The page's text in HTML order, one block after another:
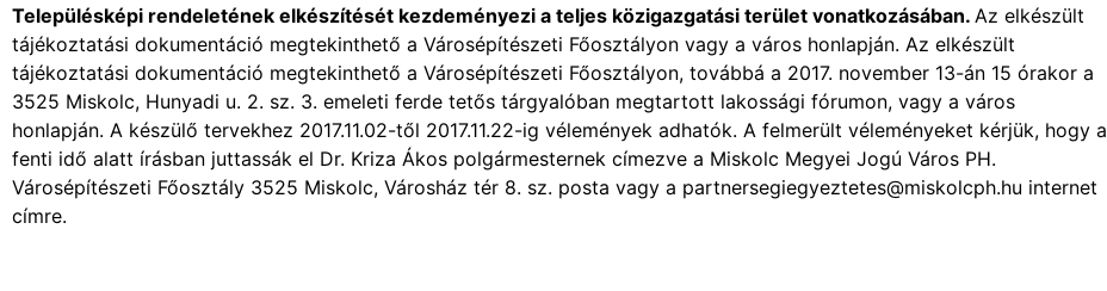
Településképi rendeletének elkészítését kezdeményezi a teljes közigazgatási terület vonatkozásában. Az elkészült
tájékoztatási dokumentáció megtekinthető a Városépítészeti Főosztályon vagy a város honlapján. Az elkészült
tájékoztatási dokumentáció megtekinthető a Városépítészeti Főosztályon, továbbá a 2017. november 13-án 15 órakor a
3525 Miskolc, Hunyadi u. 2. sz. 3. emeleti ferde tetős tárgyalóban megtartott lakossági fórumon, vagy a város
honlapján. A készülő tervekhez 2017.11.02-től 2017.11.22-ig vélemények adhatók. A felmerült véleményeket kérjük, hogy a
fenti idő alatt írásban juttassák el Dr. Kriza Ákos polgármesternek címezve a Miskolc Megyei Jogú Város PH.
Városépítészeti Főosztály 3525 Miskolc, Városház tér 8. sz. posta vagy a partnersegiegyeztetes@miskolcph.hu internet
címre.